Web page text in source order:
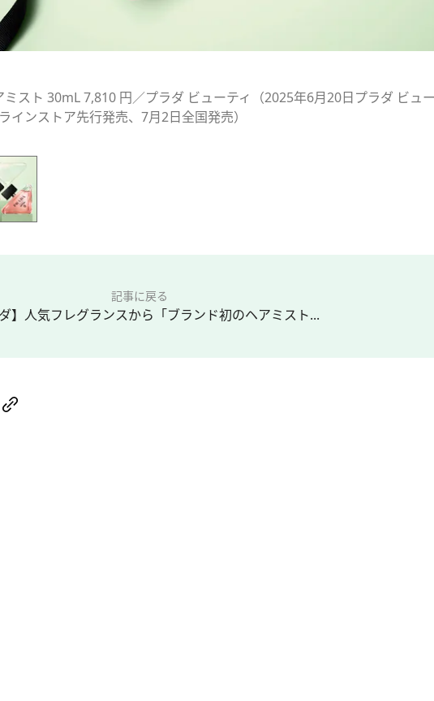
スト 30mL 7,810 円／プラダ ビューティ（2025年6月20日プラダ ビュ
インストア先行発売、7月2日全国発売）
記事に戻る
ダ】人気フレグランスから「ブランド初のヘアミスト...